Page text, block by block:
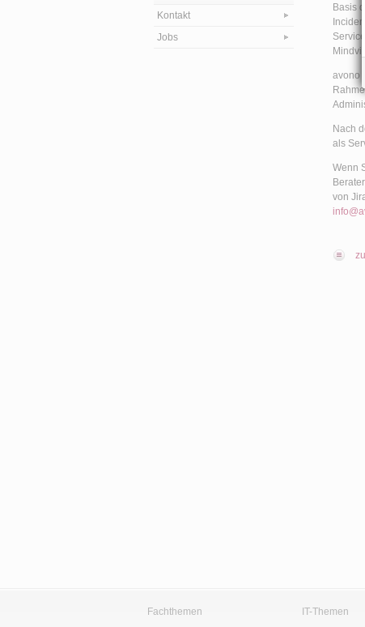
Kontakt
Jobs
Basis
avono
Nach
als
Wenn
von
Fachthemen IT-Themen